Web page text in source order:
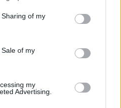
of my
of my
my
Advertising.
παρακολούθησης
θέση της καταστολής
στον πρώιμο HR-
καρκίνο του μαστού.